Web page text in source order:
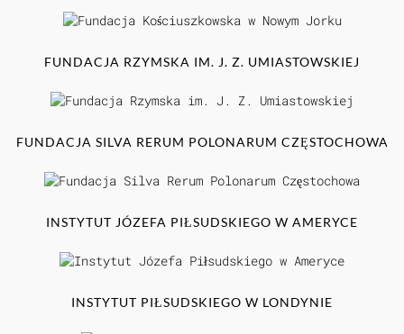
FUNDACJA RZYMSKA IM. J. Z. UMIASTOWSKIEJ
FUNDACJA SILVA RERUM POLONARUM CZĘSTOCHOWA
INSTYTUT JÓZEFA PIŁSUDSKIEGO W AMERYCE
INSTYTUT PIŁSUDSKIEGO W LONDYNIE